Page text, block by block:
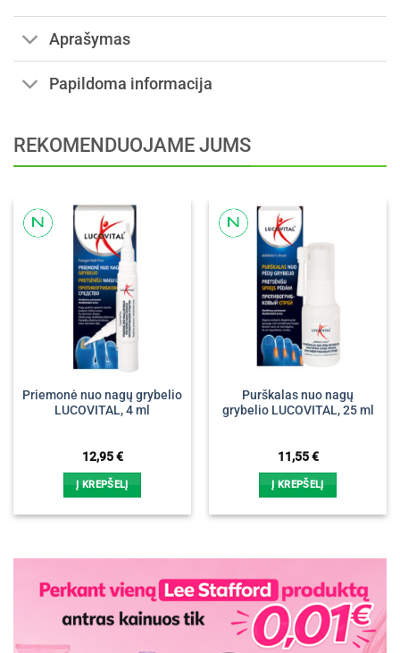
Aprašymas
Papildoma informacija
REKOMENDUOJAME JUMS
Priemonė nuo nagų grybelio
LUCOVITAL, 4 ml
12,95€
Į KREPŠELĮ
Purškalas nuo nagų
grybelio LUCOVITAL, 25 ml
11,55€
Į KREPŠELĮ